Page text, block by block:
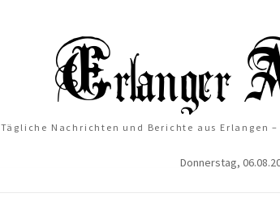
Tägliche Nachrichten und Berichte aus Erlangen
Donnerstag,